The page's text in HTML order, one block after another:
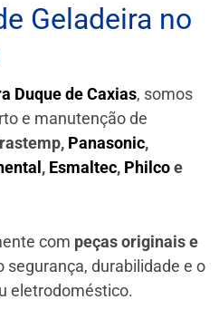
Geladeira no
Duque de Caxias, somos
e manutenção de
Panasonic,
, Esmaltec, Philcoe
com peças originais e
segurança, durabilidade e o
eletrodoméstico.